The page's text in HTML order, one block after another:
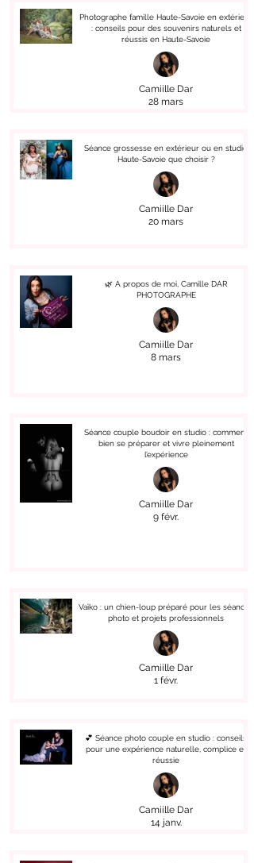
Photographe famille Haute-Savoie en extérieur
: conseils pour des souvenirs naturels et
réussis en Haute-Savoie
Camiille Dar
28 mars
Séance grossesse en extérieur ou en studio
Haute-Savoie que choisir ?
Camiille Dar
20 mars
🌿 A propos de moi, Camille DAR
PHOTOGRAPHE
Camiille Dar
8 mars
Séance couple boudoir en studio : comment
bien se préparer et vivre pleinement
l’expérience
Camiille Dar
9 févr.
Vaïko : un chien-loup préparé pour les séances
photo et projets professionnels
Camiille Dar
1 févr.
💕 Séance photo couple en studio : conseils
pour une expérience naturelle, complice et
réussie
Camiille Dar
14 janv.